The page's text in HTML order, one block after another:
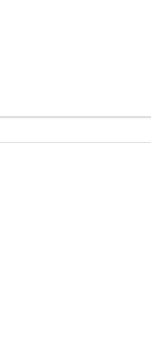
très recherché
et une salle de
au RSAC de